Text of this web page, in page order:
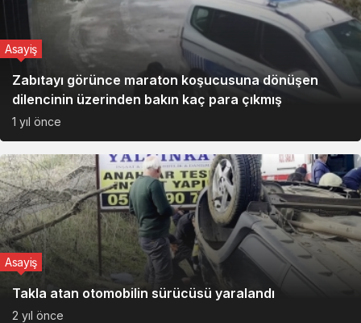
Zabıtayı görünce maraton koşucusuna dönüşen
dilencinin üzerinden bakın kaç para çıkmış
Asayiş
1 yıl önce
Takla atan otomobilin sürücüsü yaralandı
Asayiş
2 yıl önce